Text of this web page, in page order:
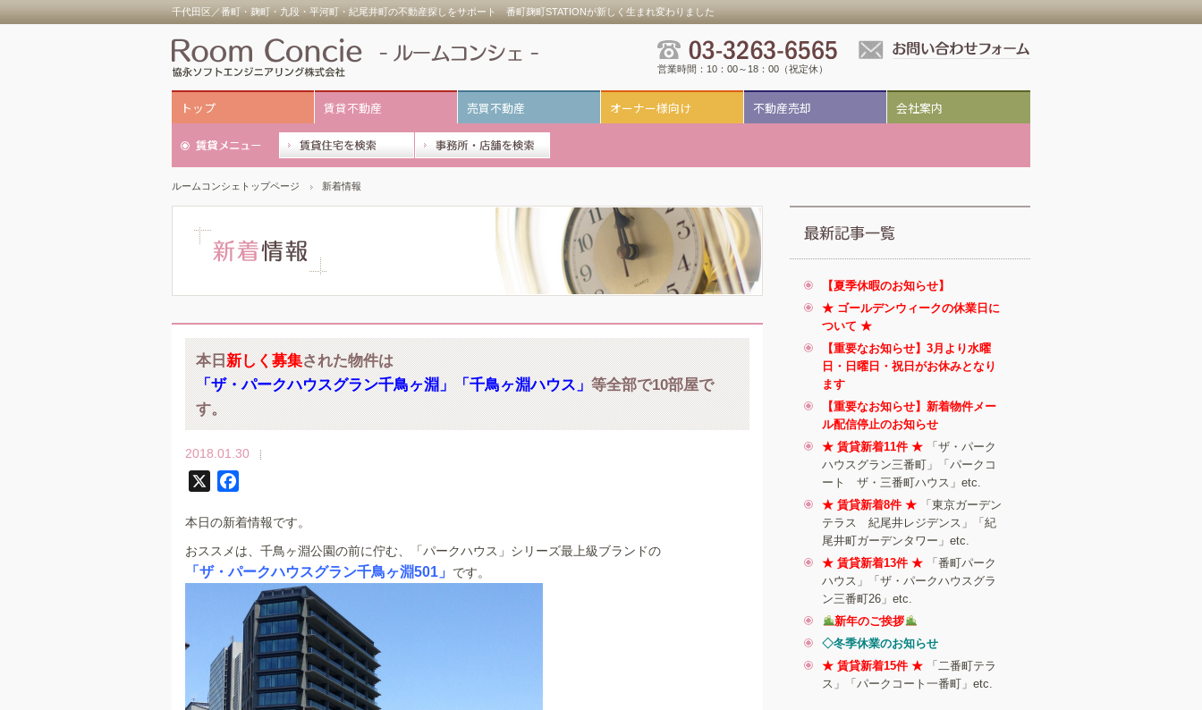
千代田区／番町・麹町・九段・平河町・紀尾井町の不動産探しをサポート 番町麹町STATIONが新しく生まれ変わりました
営業時間：10：00～18：00（祝定休）
トップ 賃貸不動産 売買不動産 オーナー様向け 不動産売却 会社案内
ルームコンシェトップページ 新着情報
本日新しく募集された物件は
「ザ・パークハウスグラン千鳥ヶ淵」「千鳥ヶ淵ハウス」等全部で10部屋で
す。
2018.01.30
c
e
b
o
k
本日の新着情報です。
おススメは、千鳥ヶ淵公園の前に佇む、「パークハウス」シリーズ最上級ブランドの
「ザ・パークハウスグラン千鳥ヶ淵501」 です。
【夏季休暇のお知らせ】
★ ゴールデンウィークの休業日に
ついて ★
【重要なお知らせ】3月より水曜
日・日曜日・祝日がお休みとなり
ます
【重要なお知らせ】新着物件メー
ル配信停止のお知らせ
★ 賃貸新着11件 ★
「ザ・パーク
ハウスグラン三番町」「パークコ
ート ザ・三番町ハウス」etc.
★ 賃貸新着8件 ★
「東京ガーデン
テラス 紀尾井レジデンス」「紀
尾井町ガーデンタワー」etc.
★ 賃貸新着13件 ★
「番町パーク
ハウス」「ザ・パークハウスグラ
ン三番町26」etc.
新年のご挨拶
◇冬季休業のお知らせ
★ 賃貸新着15件 ★
「二番町テラ
ス」「パークコート一番町」etc.